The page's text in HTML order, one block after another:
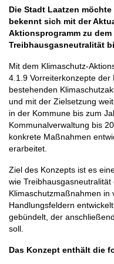
Die Stadt Laatzen
bekennt sich mit der
Aktionsprogramm zu
Treibhausgasneutralität
Mit dem Klimaschutz-
4.1.9 Vorreiterkonzepte
bestehenden
und mit der Zielsetzung
in der Kommune bis zum
Kommunalverwaltung bis
konkrete Maßnahmen
erarbeitet.
Ziel des Konzepts ist es
wie
Klimaschutzmaßnahmen in
Handlungsfeldern
gebündelt, der
soll.
Das Konzept enthält die